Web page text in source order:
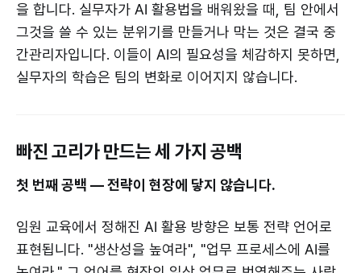
을 합니다. 실무자가 AI 활용법을 배워왔을 때, 팀 안에서
그것을 쓸 수 있는 분위기를 만들거나 막는 것은 결국 중
간관리자입니다. 이들이 AI의 필요성을 체감하지 못하면,
실무자의 학습은 팀의 변화로 이어지지 않습니다.
빠진 고리가 만드는 세 가지 공백
첫 번째 공백 — 전략이 현장에 닿지 않습니다.
임원 교육에서 정해진 AI 활용 방향은 보통 전략 언어로
표현됩니다. "생산성을 높여라", "업무 프로세스에 AI를